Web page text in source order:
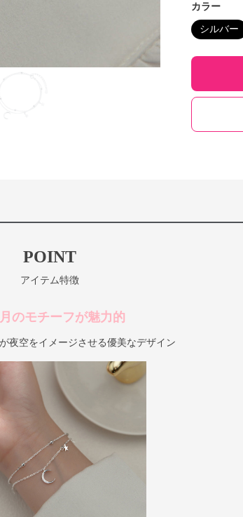
カラー
シルバー
POINT
アイテム特徴
のモチーフが魅力的
夜空をイメージさせる優美なデザイン